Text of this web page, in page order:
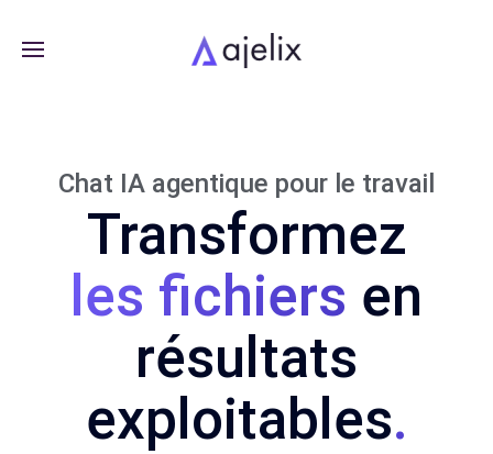
Chat IA agentique pour le travail
Transformez
en
résultats
exploitables.